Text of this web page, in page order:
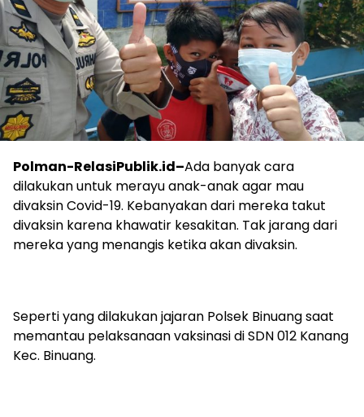
Polman-RelasiPublik.id–Ada banyak cara
dilakukan untuk merayu anak-anak agar mau
divaksin Covid-19. Kebanyakan dari mereka takut
divaksin karena khawatir kesakitan. Tak jarang dari
mereka yang menangis ketika akan divaksin.
Seperti yang dilakukan jajaran Polsek Binuang saat
memantau pelaksanaan vaksinasi di SDN 012 Kanang
Kec. Binuang.